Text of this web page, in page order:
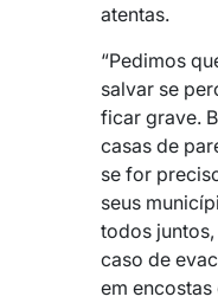
atentas.
“Pedimos
salvar se
ficar grave.
casas de
se for
seus
todos
caso de
em